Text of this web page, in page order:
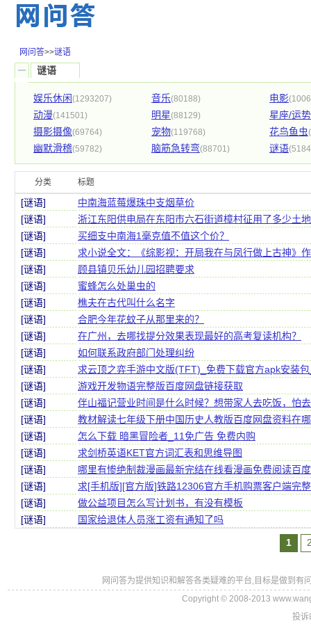
网问答>>谜语
谜语
娱乐休闲(1293207) 音乐(80188) 电影
动漫(141501) 明星(88129)
星座/运势
摄影摄像(69764) 宠物(119768) 花鸟鱼虫
幽默滑稽(59782) 脑筋急转弯(88701) 谜语
分类 标题
[谜语]
中南海蓝莓爆珠中支烟草价
[谜语]
浙江东阳供电局在东阳市六石街道樟村征用了多少土
[谜语]
买细支中南海1毫克值不值这个价？
[谜语]
求小说全文：《综影视：开局我在与凤行做上古神》
[谜语]
顾县镇贝乐幼儿园招聘要求
[谜语]
蜜蜂怎么处巢虫的
[谜语]
樵夫在古代叫什么名字
[谜语]
合肥今年花蚊子从那里来的？
[谜语]
在广州，去哪找提分效果表现最好的高考复读机构？
[谜语]
如何联系政府部门处理纠纷
[谜语]
求云顶之弈手游中文版(TFT)_免费下载官方apk安装
[谜语]
游戏开发物语完整版百度网盘链接获取
[谜语]
伴山福记营业时间是什么时候？想带家人去吃饭，怕
[谜语]
教材解读七年级下册中国历史人教版百度网盘资料在
[谜语]
怎么下载 暗黑冒险者_11免广告 免费内购
[谜语]
求剑桥英语KET官方词汇表和思维导图
[谜语]
哪里有惨绝制裁漫画最新完结在线看漫画免费阅读百
[谜语]
求[手机版][官方版]铁路12306官方手机购票客户端完
[谜语]
做公益项目怎么写计划书，有没有模板
[谜语]
国家给退体人员涨工资有通知了吗
1
网问答为提供知识和解答各类疑难的平台,目标是做到有
Copyright © 2008-2013
投诉